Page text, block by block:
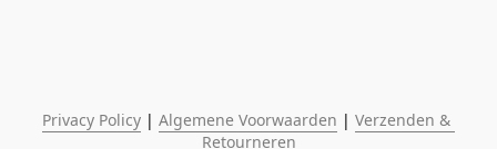
Privacy Policy | Algemene Voorwaarden | Verzenden &
Retourneren